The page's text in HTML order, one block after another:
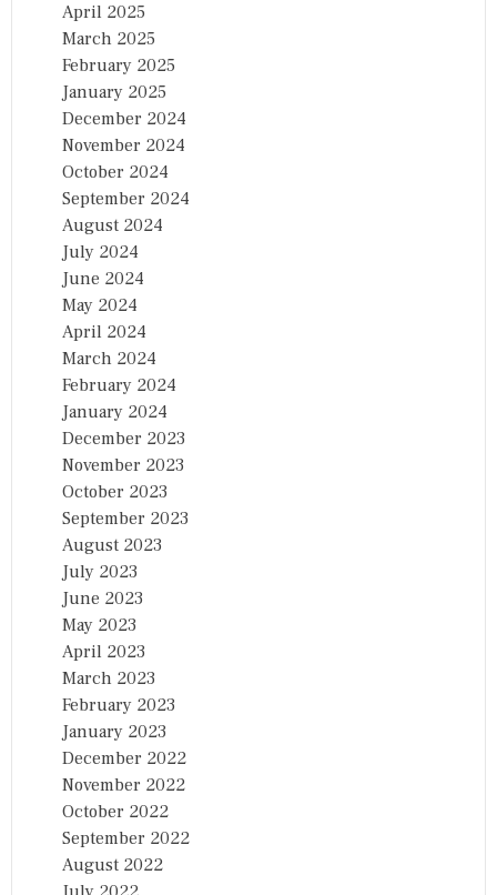
April 2025
March 2025
February 2025
January 2025
December 2024
November 2024
October 2024
September 2024
August 2024
July 2024
June 2024
May 2024
April 2024
March 2024
February 2024
January 2024
December 2023
November 2023
October 2023
September 2023
August 2023
July 2023
June 2023
May 2023
April 2023
March 2023
February 2023
January 2023
December 2022
November 2022
October 2022
September 2022
August 2022